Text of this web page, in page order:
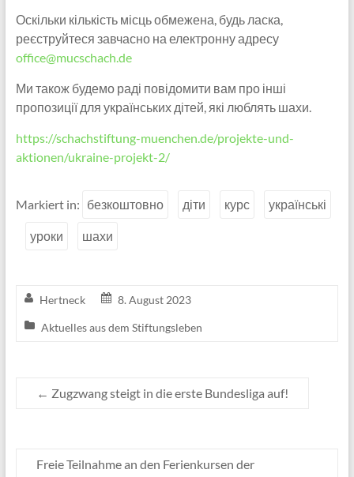
Оскільки кількість місць обмежена, будь ласка,
реєструйтеся завчасно на електронну адресу
office@mucschach.de
Ми також будемо раді повідомити вам про інші
пропозиції для українських дітей, які люблять шахи.
https://schachstiftung-muenchen.de/projekte-und-
aktionen/ukraine-projekt-2/
Markiert in: безкоштовно діти курс українські
уроки шахи
Hertneck 8. August 2023
Aktuelles aus dem Stiftungsleben
← Zugzwang steigt in die erste Bundesliga auf!
Freie Teilnahme an den Ferienkursen der